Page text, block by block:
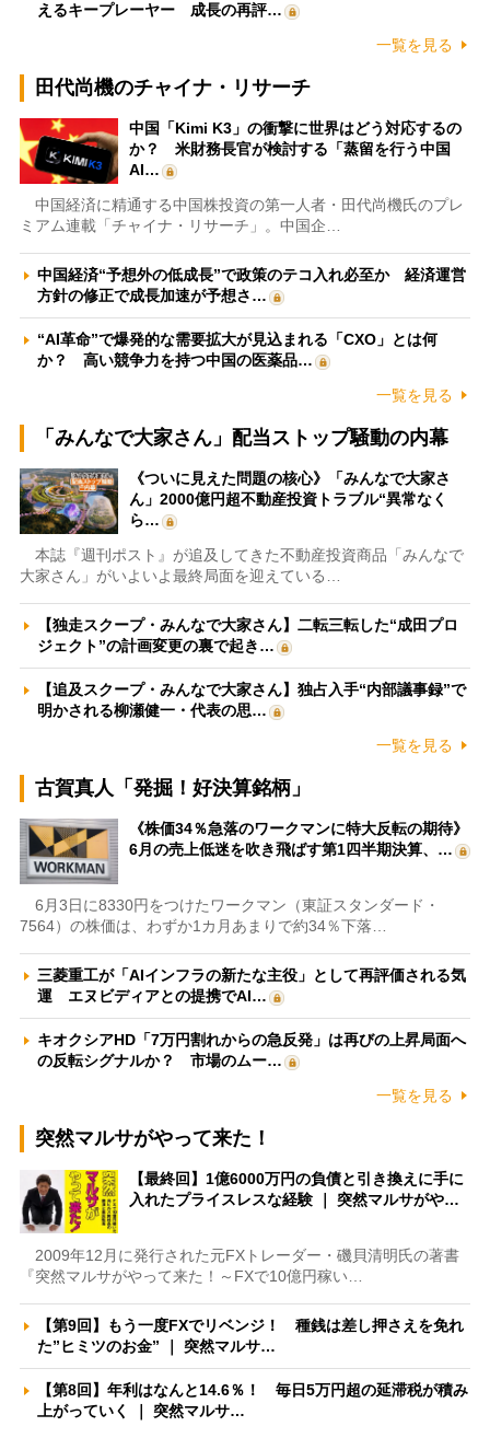
えるキープレーヤー 成長の再評…
一覧を見る
田代尚機のチャイナ・リサーチ
中国「Kimi K3」の衝撃に世界はどう対応するの
か？ 米財務長官が検討する「蒸留を行う中国
AI…
中国経済に精通する中国株投資の第一人者・田代尚機氏のプレ
ミアム連載「チャイナ・リサーチ」。中国企…
中国経済“予想外の低成長”で政策のテコ入れ必至か 経済運営
方針の修正で成長加速が予想さ…
“AI革命”で爆発的な需要拡大が見込まれる「CXO」とは何
か？ 高い競争力を持つ中国の医薬品…
一覧を見る
「みんなで大家さん」配当ストップ騒動の内幕
《ついに見えた問題の核心》「みんなで大家さ
ん」2000億円超不動産投資トラブル“異常なく
ら…
本誌『週刊ポスト』が追及してきた不動産投資商品「みんなで
大家さん」がいよいよ最終局面を迎えている…
【独走スクープ・みんなで大家さん】二転三転した“成田プロ
ジェクト”の計画変更の裏で起き…
【追及スクープ・みんなで大家さん】独占入手“内部議事録”で
明かされる柳瀬健一・代表の思…
一覧を見る
古賀真人「発掘！好決算銘柄」
《株価34％急落のワークマンに特大反転の期待》
6月の売上低迷を吹き飛ばす第1四半期決算、…
6月3日に8330円をつけたワークマン（東証スタンダード・
7564）の株価は、わずか1カ月あまりで約34％下落…
三菱重工が「AIインフラの新たな主役」として再評価される気
運 エヌビディアとの提携でAI…
キオクシアHD「7万円割れからの急反発」は再びの上昇局面へ
の反転シグナルか？ 市場のムー…
一覧を見る
突然マルサがやって来た！
【最終回】1億6000万円の負債と引き換えに手に
入れたプライスレスな経験 ｜ 突然マルサがや…
2009年12月に発行された元FXトレーダー・磯貝清明氏の著書
『突然マルサがやって来た！～FXで10億円稼い…
【第9回】もう一度FXでリベンジ！ 種銭は差し押さえを免れ
た”ヒミツのお金” ｜ 突然マルサ…
【第8回】年利はなんと14.6％！ 毎日5万円超の延滞税が積み
上がっていく ｜ 突然マルサ…